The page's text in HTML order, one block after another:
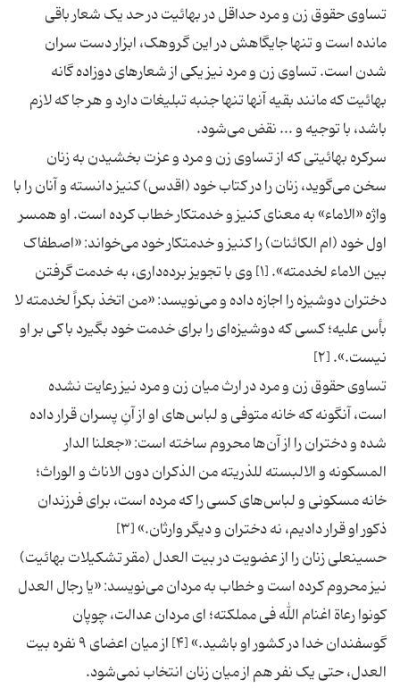
تساوی حقوق زن و مرد حداقل در بهائیت در حد یک شعار باقی
مانده است و تنها جایگاهش در این گروهک، ابزار دست سران
شدن است. تساوی زن و مرد نیز یکی از شعارهای دوزاده گانه
بهائیت که مانند بقیه آنها تنها جنبه تبلیغات دارد و هر جا که لازم
باشد، با توجیه و ... نقض می‌شود.
سرکره بهائیتی که از تساوی زن و مرد و عزت بخشیدن به زنان
سخن می‌گوید، زنان را در کتاب خود (اقدس) کنیز دانسته و آنان را با
واژه «الاماء» به معنای کنیز و خدمتکار خطاب کرده است. او همسر
اول خود (ام الکائنات) را کنیز و خدمتکار خود می‌خواند: «اصطفاک
بین الاماء لخدمته». [۱] وی با تجویز برده‌داری، به خدمت گرفتن
دختران دوشیزه را اجازه داده و می‌نویسد: «من اتخذ بکراً لخدمته لا
بأس علیه؛ کسی که دوشیزه‌ای را برای خدمت خود بگیرد باکی بر او
نیست.». [۲]
تساوی حقوق زن و مرد در ارث میان زن و مرد نیز رعایت نشده
است، آنگونه که خانه متوفی و لباس‌های او از آنِ پسران قرار داده
شده و دختران را از آن‌ها محروم ساخته است: «جعلنا الدار
المسکونه و الالبسته للذریته من الذکران دون الاناث و الوراث؛
خانه مسکونی و لباس‌های کسی را که مرده است، برای فرزندان
ذکور او قرار دادیم، نه دختران و دیگر وارثان.» [۳]
حسینعلی زنان را از عضویت در بیت العدل (مقر تشکیلات بهائیت)
نیز محروم کرده است و خطاب به مردان می‌نویسد: «یا رجال العدل
کونوا رعاة اغنام الله فی مملکته؛ ای مردان عدالت، چوپان
گوسفندان خدا در کشور او باشید.» [۴] از میان اعضای ۹ نفره بیت
العدل، حتی یک نفر هم از میان زنان انتخاب نمی‌شود.